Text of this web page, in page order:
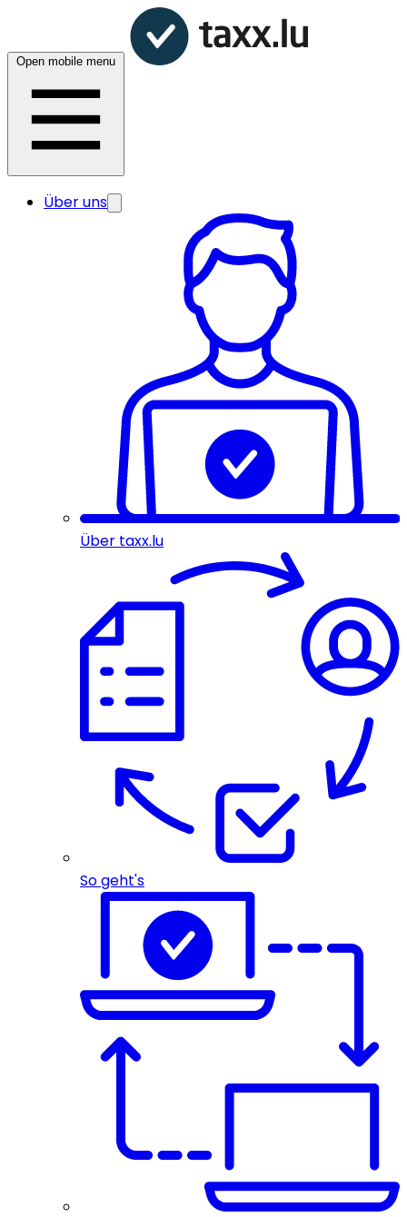
Open mobile menu
Über uns
Über taxx.lu
So geht's